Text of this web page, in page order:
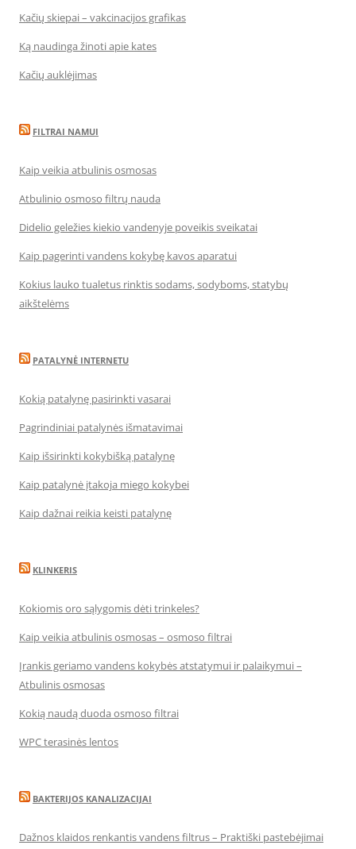
Kačių skiepai – vakcinacijos grafikas
Ką naudinga žinoti apie kates
Kačių auklėjimas
FILTRAI NAMUI
Kaip veikia atbulinis osmosas
Atbulinio osmoso filtrų nauda
Didelio geležies kiekio vandenyje poveikis sveikatai
Kaip pagerinti vandens kokybę kavos aparatui
Kokius lauko tualetus rinktis sodams, sodyboms, statybų
aikštelėms
PATALYNĖ INTERNETU
Kokią patalynę pasirinkti vasarai
Pagrindiniai patalynės išmatavimai
Kaip išsirinkti kokybišką patalynę
Kaip patalynė įtakoja miego kokybei
Kaip dažnai reikia keisti patalynę
KLINKERIS
Kokiomis oro sąlygomis dėti trinkeles?
Kaip veikia atbulinis osmosas – osmoso filtrai
Įrankis geriamo vandens kokybės atstatymui ir palaikymui –
Atbulinis osmosas
Kokią naudą duoda osmoso filtrai
WPC terasinės lentos
BAKTERIJOS KANALIZACIJAI
Dažnos klaidos renkantis vandens filtrus – Praktiški pastebėjimai